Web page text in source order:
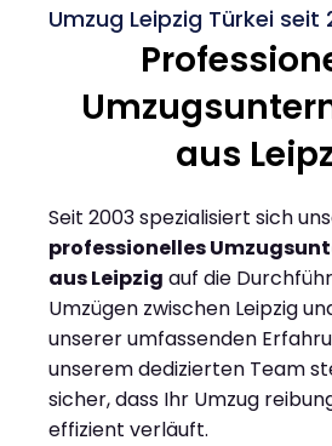
Umzug Leipzig Türkei seit
aus
Seit 2003 spezialisiert sich
professionelles
aus Leipzig auf die
Umzügen zwischen Leipzig
unserer umfassenden
unserem dedizierten Team
sicher, dass Ihr Umzug
effizient verläuft.